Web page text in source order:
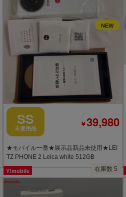
在庫数 5
SS
未使用品 ￥39,980
★モバイル一番★展示品新品未使用★LEI
TZ PHONE 2 Leica white 512GB
Y!mobile